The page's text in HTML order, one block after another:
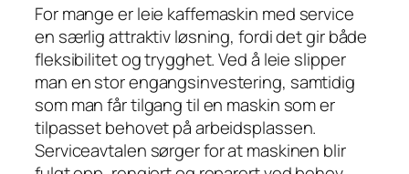
For mange er leie kaffemaskin med service
en særlig attraktiv løsning, fordi det gir både
fleksibilitet og trygghet. Ved å leie slipper
man en stor engangsinvestering, samtidig
som man får tilgang til en maskin som er
tilpasset behovet på arbeidsplassen.
Serviceavtalen sørger for at maskinen blir